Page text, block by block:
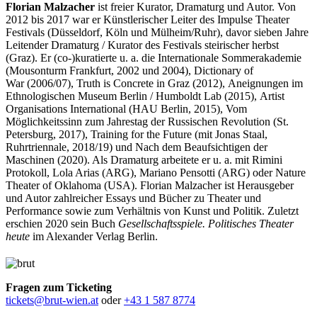
Florian Malzacher ist freier Kurator, Dramaturg und Autor. Von
2012 bis 2017 war er Künstlerischer Leiter des Impulse Theater
Festivals (Düsseldorf, Köln und Mülheim/Ruhr), davor sieben Jahre
Leitender Dramaturg / Kurator des Festivals steirischer herbst
(Graz). Er (co-)kuratierte u. a. die Internationale Sommerakademie
(Mousonturm Frankfurt, 2002 und 2004), Dictionary of
War (2006/07), Truth is Concrete in Graz (2012), Aneignungen im
Ethnologischen Museum Berlin / Humboldt Lab (2015), Artist
Organisations International (HAU Berlin, 2015), Vom
Möglichkeitssinn zum Jahrestag der Russischen Revolution (St.
Petersburg, 2017), Training for the Future (mit Jonas Staal,
Ruhrtriennale, 2018/19) und Nach dem Beaufsichtigen der
Maschinen (2020). Als Dramaturg arbeitete er u. a. mit Rimini
Protokoll, Lola Arias (ARG), Mariano Pensotti (ARG) oder Nature
Theater of Oklahoma (USA). Florian Malzacher ist Herausgeber
und Autor zahlreicher Essays und Bücher zu Theater und
Performance sowie zum Verhältnis von Kunst und Politik. Zuletzt
erschien 2020 sein Buch Gesellschaftsspiele. Politisches Theater
heute im Alexander Verlag Berlin.
Fragen zum Ticketing
tickets@brut-wien.at oder+43 1 587 8774